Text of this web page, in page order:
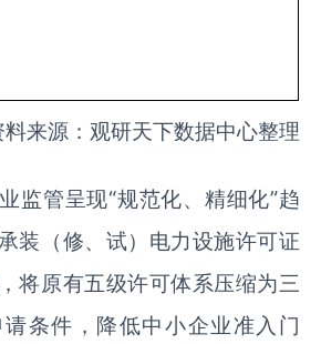
料来源：观研天下数据中心整理
监管呈现“规范化、精细化”趋
装（修、试）电力设施许可证
将原有五级许可体系压缩为三
条件，降低中小企业准入门